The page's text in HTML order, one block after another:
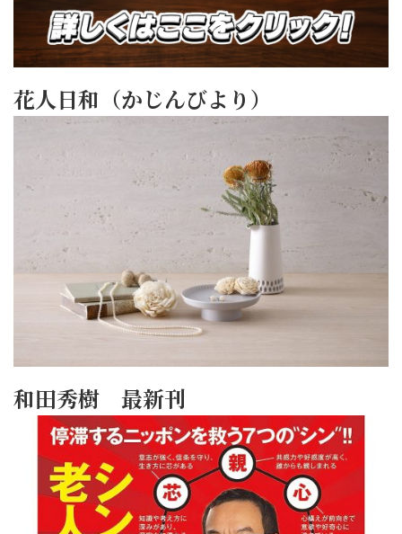
花人日和（かじんびより）
和田秀樹 最新刊